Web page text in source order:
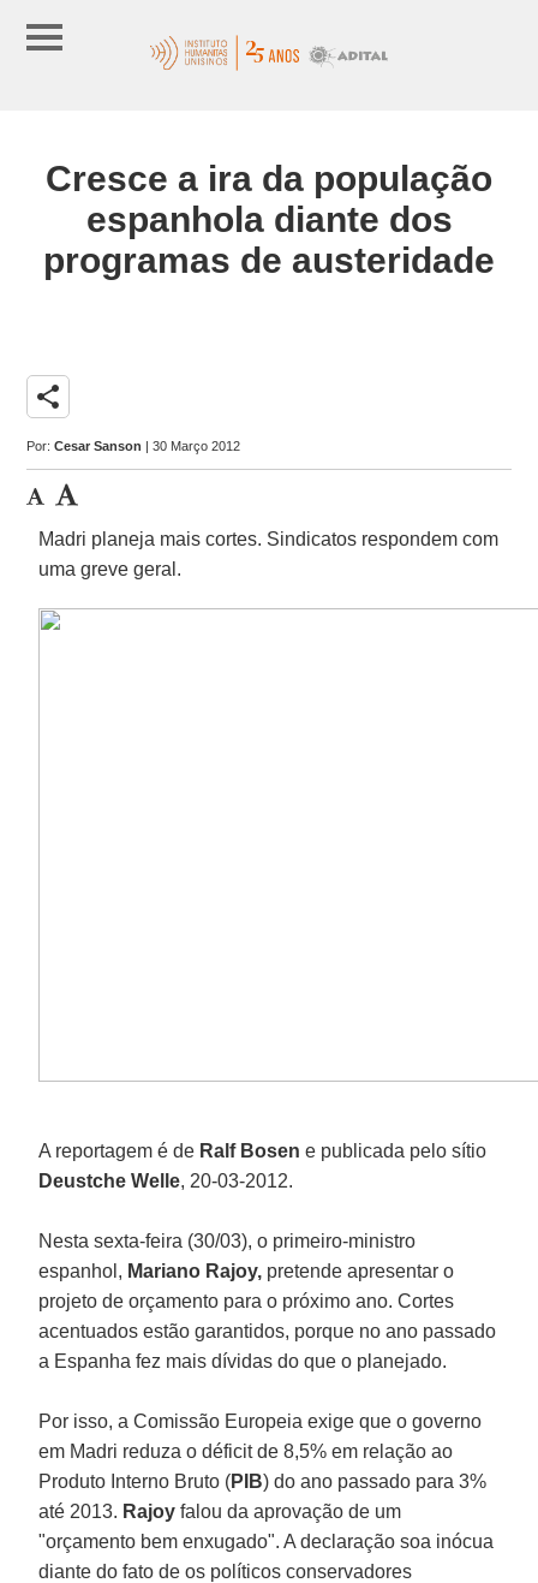
Cresce a ira da população
espanhola diante dos
programas de austeridade
share
Por:Cesar Sanson | 30 Março 2012
Madri planeja mais cortes. Sindicatos respondem com
uma greve geral.
A reportagem é de Ralf Bosen e publicada pelo sítio
Deustche Welle, 20-03-2012.
Nesta sexta-feira (30/03), o primeiro-ministro
espanhol, Mariano Rajoy, pretende apresentar o
projeto de orçamento para o próximo ano. Cortes
acentuados estão garantidos, porque no ano passado
a Espanha fez mais dívidas do que o planejado.
Por isso, a Comissão Europeia exige que o governo
em Madri reduza o déficit de 8,5% em relação ao
Produto Interno Bruto (PIB) do ano passado para 3%
até 2013. Rajoyfalou da aprovação de um
"orçamento bem enxugado". A declaração soa inócua
diante do fato de os políticos conservadores